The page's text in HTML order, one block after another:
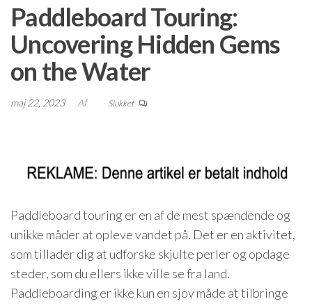
Paddleboard Touring:
Uncovering Hidden Gems
on the Water
maj 22, 2023 Af Slukket
Paddleboard touring er en af de mest spændende og
unikke måder at opleve vandet på. Det er en aktivitet,
som tillader dig at udforske skjulte perler og opdage
steder, som du ellers ikke ville se fra land.
Paddleboarding er ikke kun en sjov måde at tilbringe